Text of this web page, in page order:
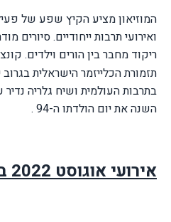
המוזיאון מציע הקיץ שפע של
ואירועי תרבות ייחודיים. סיורים
ריקוד מחבר בין הורים וילדים.
תזמורת הכלייזמר הישראלית בגרוב
בתרבות העולמית ושיח גלריה
השנה את יום הולדתו ה-94 .
אירועי אוגוסט 2022 במוזיאון אגם